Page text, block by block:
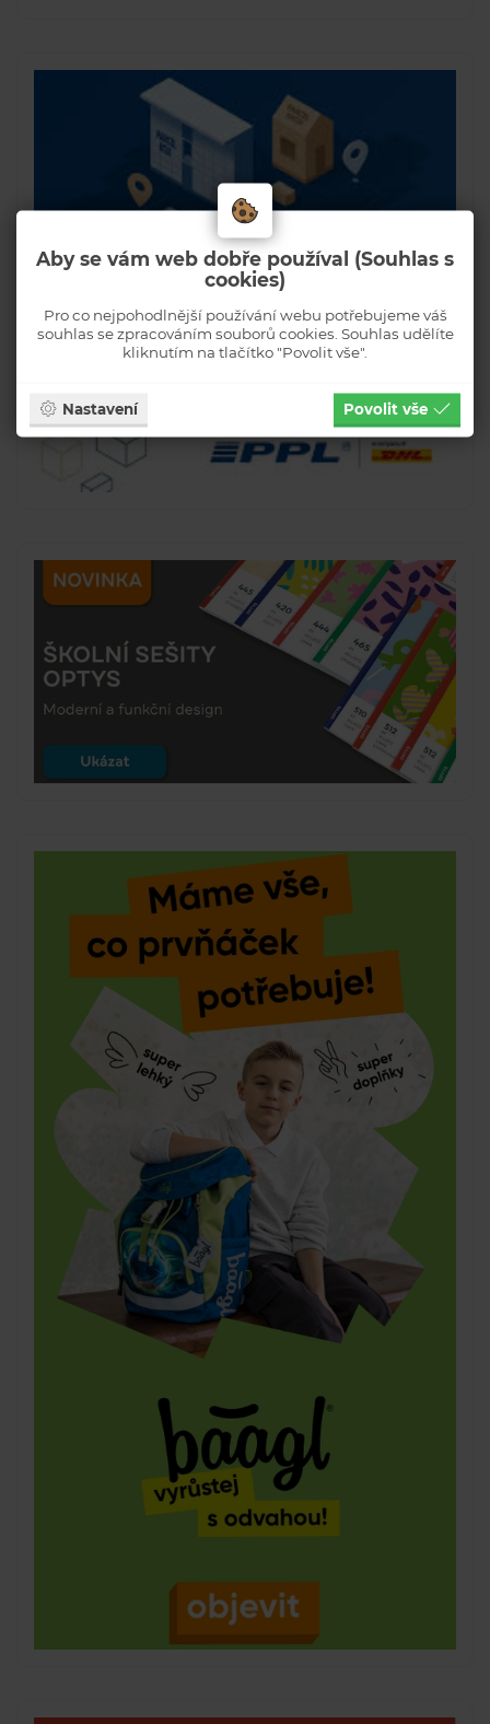
Aby se vám web dobře používal (Souhlas s
cookies)
Pro co nejpohodlnější používání webu potřebujeme váš
souhlas se zpracováním souborů cookies. Souhlas udělíte
kliknutím na tlačítko "Povolit vše".
Nastavení Povolit vše